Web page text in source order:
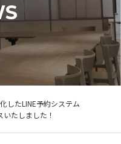
したLINE予約システム
いたしました！